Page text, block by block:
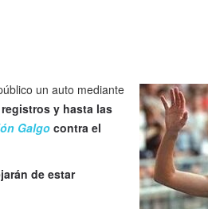
un auto mediante
y hasta las
Galgo contra el
de estar